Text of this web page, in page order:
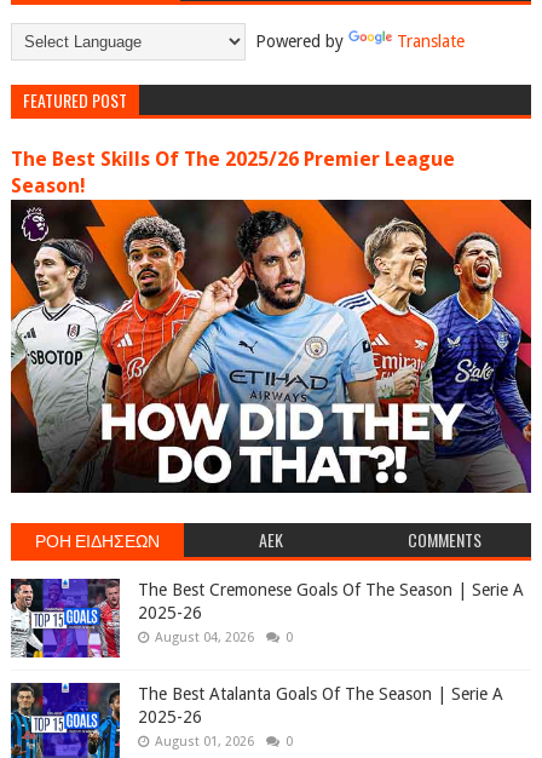
Powered by Translate
FEATURED POST
The Best Skills Of The 2025/26 Premier League
Season!
ΡΟΗ ΕΙΔΗΣΕΩΝ AEK COMMENTS
The Best Cremonese Goals Of The Season | Serie A
2025-26
August 04, 2026 0
The Best Atalanta Goals Of The Season | Serie A
2025-26
August 01, 2026 0